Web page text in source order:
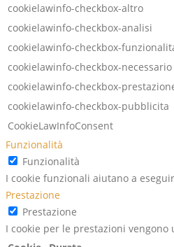
cookielawinfo-checkbox-altro
cookielawinfo-checkbox-analisi
cookielawinfo-checkbox-
cookielawinfo-checkbox-necessario
cookielawinfo-checkbox-
cookielawinfo-checkbox-pubblicita
CookieLawInfoConsent
Funzionalità
Funzionalità
I cookie funzionali aiutano a
Prestazione
Prestazione
I cookie per le prestazioni